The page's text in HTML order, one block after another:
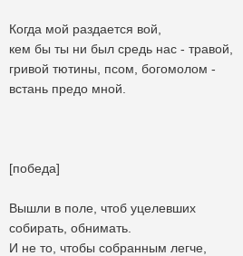
Когда мой раздается вой,
кем бы ты ни был средь нас - травой,
гривой тютины, псом, богомолом -
встань предо мной.
[победа]
Вышли в поле, чтоб уцелевших
собирать, обнимать.
И не то, чтобы собранным легче,